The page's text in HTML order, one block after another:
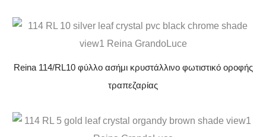
Reina 114/RL10 φύλλο ασήμι κρυστάλλινο φωτιστικό οροφής
τραπεζαρίας